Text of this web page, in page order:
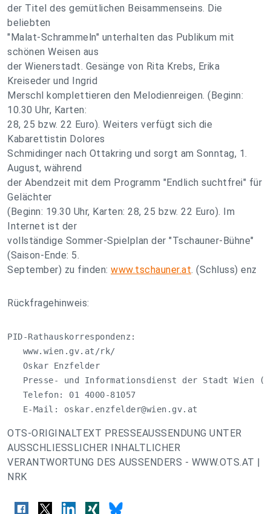
der Titel des gemütlichen Beisammenseins. Die
beliebten
"Malat-Schrammeln" unterhalten das Publikum mit
schönen Weisen aus
der Wienerstadt. Gesänge von Rita Krebs, Erika
Kreiseder und Ingrid
Merschl komplettieren den Melodienreigen. (Beginn:
10.30 Uhr, Karten:
28, 25 bzw. 22 Euro). Weiters verfügt sich die
Kabarettistin Dolores
Schmidinger nach Ottakring und sorgt am Sonntag, 1.
August, während
der Abendzeit mit dem Programm "Endlich suchtfrei" für
Gelächter
(Beginn: 19.30 Uhr, Karten: 28, 25 bzw. 22 Euro). Im
Internet ist der
vollständige Sommer-Spielplan der "Tschauner-Bühne"
(Saison-Ende: 5.
September) zu finden: www.tschauner.at. (Schluss) enz
Rückfragehinweis:
PID-Rathauskorrespondenz:
   www.wien.gv.at/rk/
   Oskar Enzfelder
Presse- und Informationsdienst der Stadt Wien
   Telefon: 01 4000-81057
   E-Mail:
oskar.enzfelder@wien.gv.at
OTS-ORIGINALTEXT PRESSEAUSSENDUNG UNTER
AUSSCHLIESSLICHER INHALTLICHER
VERANTWORTUNG DES AUSSENDERS - WWW.OTS.AT |
NRK